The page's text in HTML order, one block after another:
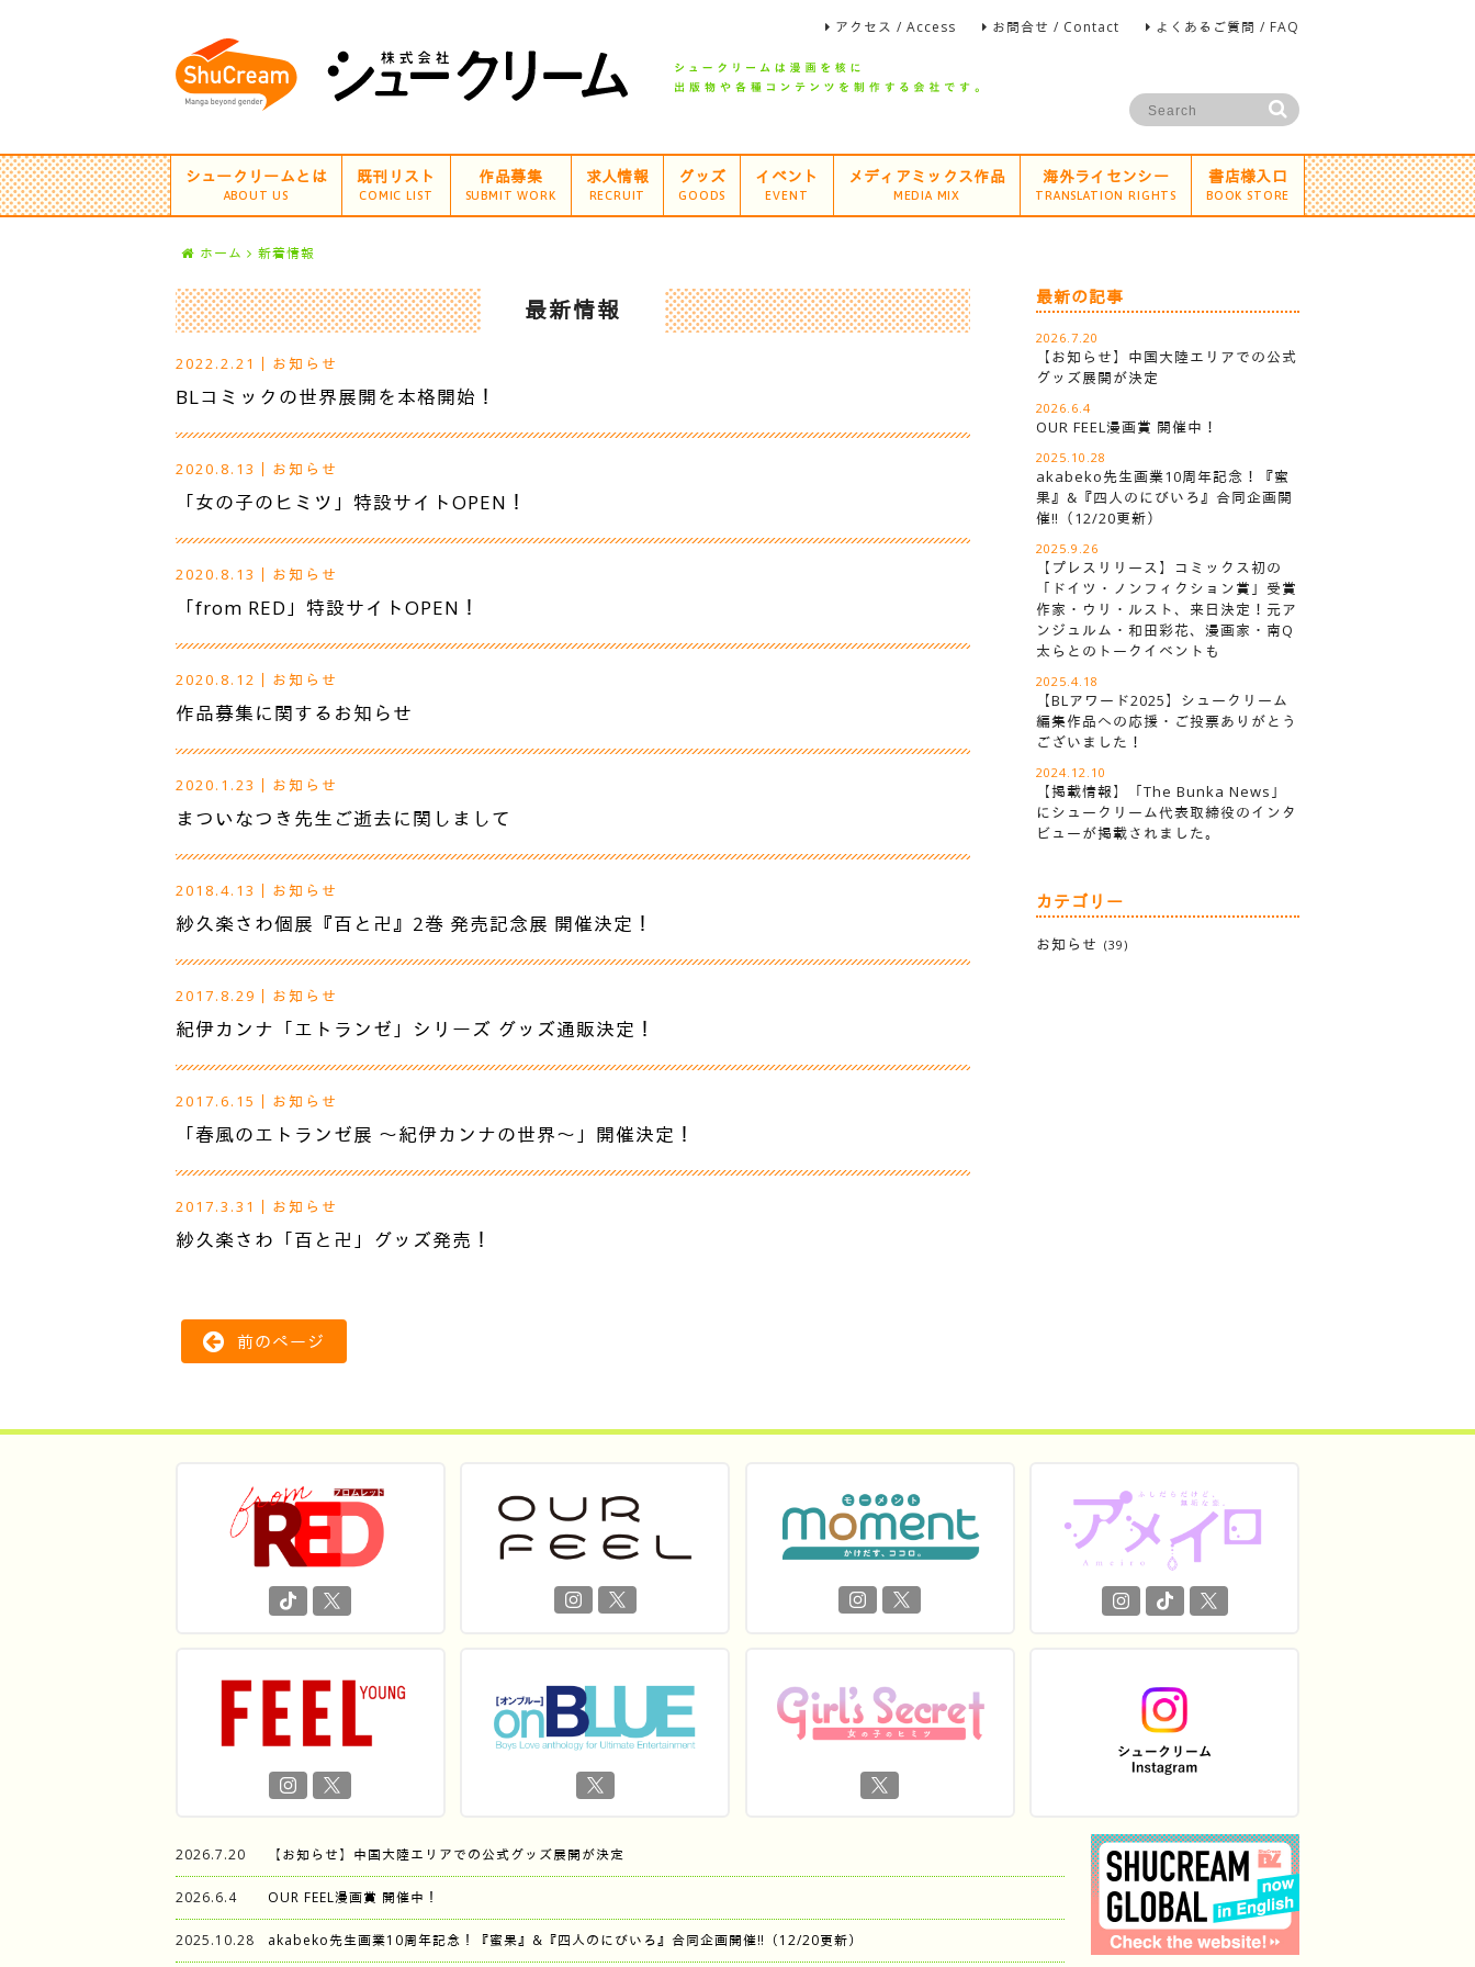
アクセス / Access お問合せ / Contact よくあるご質問 / FAQ
シュークリームとは
ABOUT US
既刊リスト
COMIC LIST
作品募集
SUBMIT WORK
求人情報
RECRUIT
グッズ
GOODS
イベント
EVENT
メディアミックス作品
MEDIA MIX
海外ライセンシー
TRANSLATION RIGHTS
書店様入口
BOOK STORE
ホーム 新着情報
最新情報
2022.2.21 ｜ お知らせ
BLコミックの世界展開を本格開始！
2020.8.13 ｜ お知らせ
「女の子のヒミツ」特設サイトOPEN！
2020.8.13 ｜ お知らせ
「from RED」特設サイトOPEN！
2020.8.12 ｜ お知らせ
作品募集に関するお知らせ
2020.1.23 ｜ お知らせ
まついなつき先生ご逝去に関しまして
2018.4.13 ｜ お知らせ
紗久楽さわ個展『百と卍』2巻 発売記念展 開催決定！
2017.8.29 ｜ お知らせ
紀伊カンナ「エトランゼ」シリーズ グッズ通販決定！
2017.6.15 ｜ お知らせ
「春風のエトランゼ展 〜紀伊カンナの世界〜」開催決定！
2017.3.31 ｜ お知らせ
紗久楽さわ「百と卍」グッズ発売！
前のページ
最新の記事
2026.7.20
【お知らせ】中国大陸エリアでの公式
グッズ展開が決定
2026.6.4
OUR FEEL漫画賞 開催中！
2025.10.28
akabeko先生画業10周年記念！『蜜
果』&『四人のにびいろ』合同企画開
催‼︎（12/20更新）
2025.9.26
【プレスリリース】コミックス初の
「ドイツ・ノンフィクション賞」受賞
作家・ウリ・ルスト、来日決定！元ア
ンジュルム・和田彩花、漫画家・南Q
太らとのトークイベントも
2025.4.18
【BLアワード2025】シュークリーム
編集作品への応援・ご投票ありがとう
ございました！
2024.12.10
【掲載情報】「The Bunka News」
にシュークリーム代表取締役のインタ
ビューが掲載されました。
カテゴリー
お知らせ (39)
2026.7.20 【お知らせ】中国大陸エリアでの公式グッズ展開が決定
2026.6.4 OUR FEEL漫画賞 開催中！
2025.10.28 akabeko先生画業10周年記念！『蜜果』&『四人のにびいろ』合同企画開催‼︎（12/20更新）